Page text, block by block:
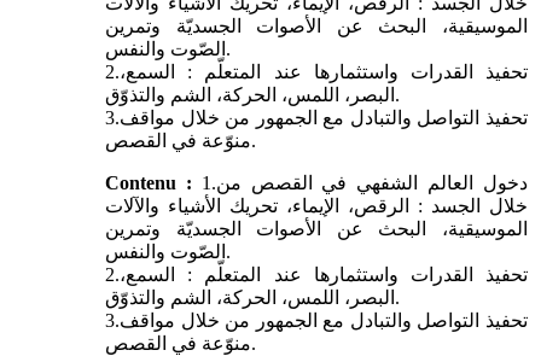
الموسيقية، البحث عن الأصوات الجسديّة وتمرين
الصّوت والنفس.
2.تحفيذ القدرات واستثمارها عند المتعلّم : السمع،
البصر، اللمس، الحركة، الشم والتذوّق.
3.تحفيذ التواصل والتبادل مع الجمهور من خلال مواقف
منوّعة في القصص.
Contenu : 1.دخول العالم الشفهي في القصص من
خلال الجسد : الرقص، الإيماء، تحريك الأشياء والآلات
الموسيقية، البحث عن الأصوات الجسديّة وتمرين
الصّوت والنفس.
2.تحفيذ القدرات واستثمارها عند المتعلّم : السمع،
البصر، اللمس، الحركة، الشم والتذوّق.
3.تحفيذ التواصل والتبادل مع الجمهور من خلال مواقف
منوّعة في القصص.